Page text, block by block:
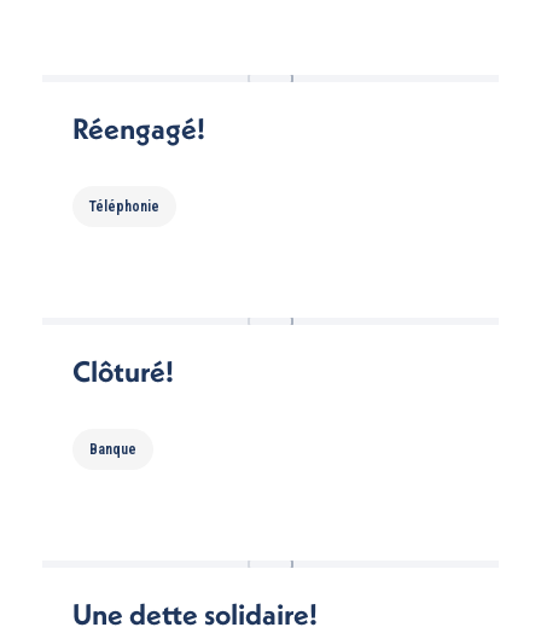
Réengagé!
Téléphonie
Clôturé!
Banque
Une dette solidaire!